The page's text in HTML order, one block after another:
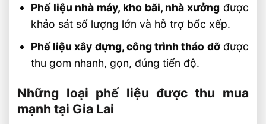
Thu Mua Phế Liệu Giá Cao Tận Nơi Tại
Khánh Hòa
Phế liệu nhà máy, kho bãi, nhà xưởng được
khảo sát số lượng lớn và hỗ trợ bốc xếp.
Phế liệu xây dựng, công trình tháo dỡđược
thu gom nhanh, gọn, đúng tiến độ.
Những loại phế liệu được thu mua
mạnh tại Gia Lai